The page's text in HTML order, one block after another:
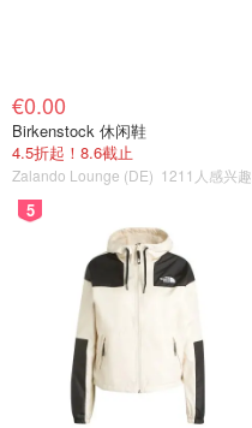
€0.00
Birkenstock 休闲鞋
4.5折起！8.6截止
Zalando Lounge (DE) 1211人感兴趣
5